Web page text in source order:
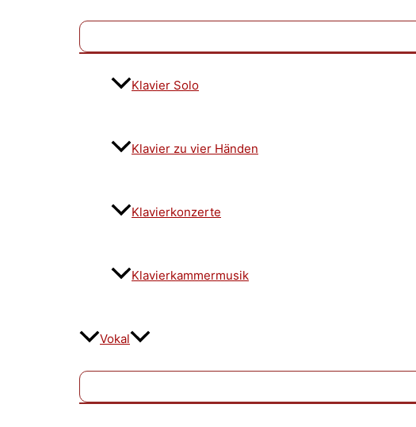
Klavier Solo
Klavier zu vier Händen
Klavierkonzerte
Klavierkammermusik
Vokal